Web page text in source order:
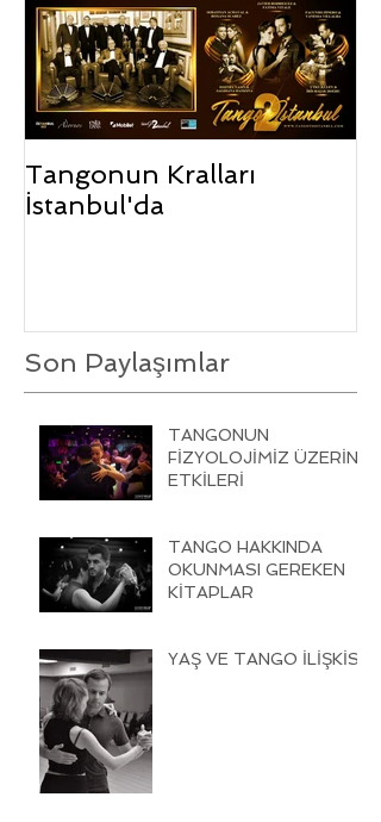
Tangonun Kralları
İstanbul'da
Son Paylaşımlar
TANGONUN
FİZYOLOJİMİZ ÜZERİNE
ETKİLERİ
TANGO HAKKINDA
OKUNMASI GEREKEN
KİTAPLAR
YAŞ VE TANGO İLİŞKİSİ